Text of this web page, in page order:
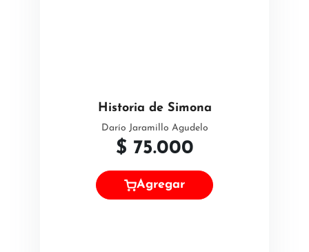
Historia de Simona
Darío Jaramillo Agudelo
$ 75.000
Agregar